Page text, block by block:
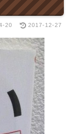
20 2017-12-27